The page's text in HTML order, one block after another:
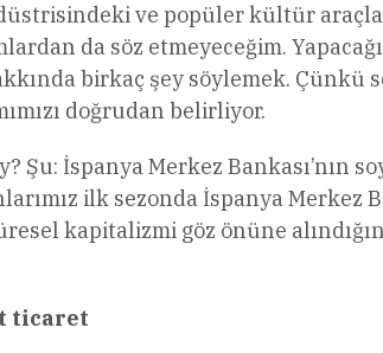
ve popüler kültür
da söz etmeyeceğim.
birkaç şey söylemek.
doğrudan belirliyor.
İspanya Merkez Bankası’nın
ilk sezonda İspanya Merkez
kapitalizmi göz önüne
ticaret